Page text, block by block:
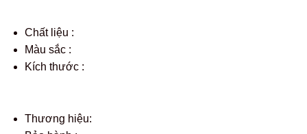
Chất liệu :
Màu sắc :
Kích thước :
Thương hiệu: